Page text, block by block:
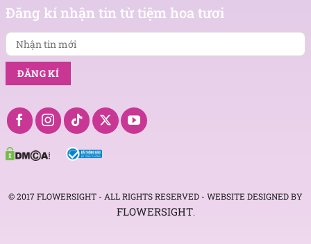
Đăng kí nhận tin từ tiệm hoa tươi
tin
mới
© 2017 FLOWERSIGHT - ALL RIGHTS RESERVED - WEBSITE DESIGNED BY
FLOWERSIGHT.